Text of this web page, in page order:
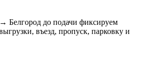
Белгород до подачи фиксируем
въезд, пропуск, парковку и